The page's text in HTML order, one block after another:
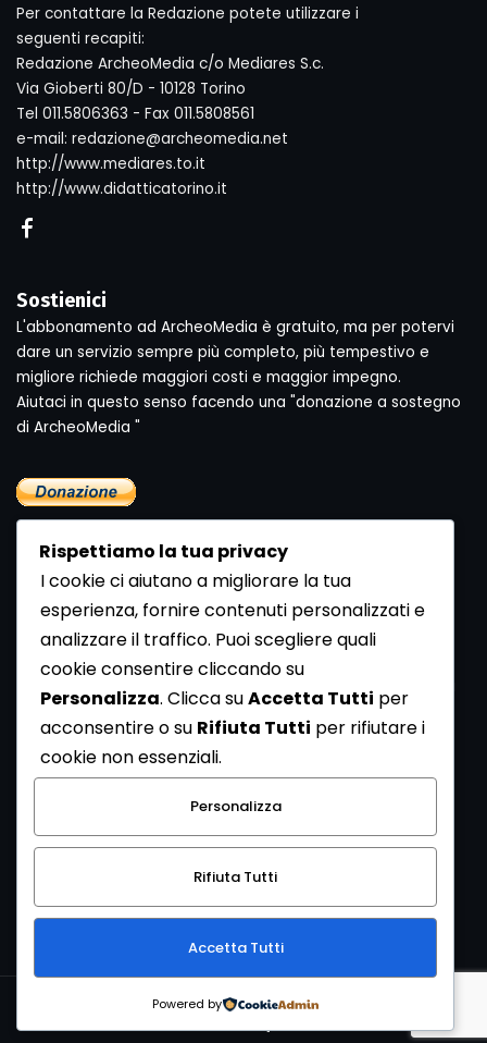
Per contattare la Redazione potete utilizzare i
seguenti recapiti:
Redazione ArcheoMedia c/o Mediares S.c.
Via Gioberti 80/D - 10128 Torino
Tel 011.5806363 - Fax 011.5808561
e-mail: redazione@archeomedia.net
http://www.mediares.to.it
http://www.didatticatorino.it
Sostienici
L'abbonamento ad ArcheoMedia è gratuito, ma per potervi
dare un servizio sempre più completo, più tempestivo e
migliore richiede maggiori costi e maggior impegno.
Aiutaci in questo senso facendo una "donazione a sostegno
di ArcheoMedia "
Newsletter
Se vuoi ricevere la Rivista gratuita di archeologia realizzata
dalla Redazione di ArcheoMedia iscriviti alla nostra
Newsletter [Clicca Qui]
Con l'invio del messaggio l'utente dichiara di aver letto
l’informativa sulla privacy e di acconsentire al trattamento
dei propri dati personali.
Copyright © 1999-2026Mediares S.c.PI 07341730013 - [
Rispettiamo la tua privacy
I cookie ci aiutano a migliorare la tua
esperienza, fornire contenuti personalizzati e
analizzare il traffico. Puoi scegliere quali
cookie consentire cliccando su
Personalizza. Clicca suAccetta Tutti per
acconsentire o su Rifiuta Tutti per rifiutare i
cookie non essenziali.
Personalizza
Rifiuta Tutti
Accetta Tutti
Powered by